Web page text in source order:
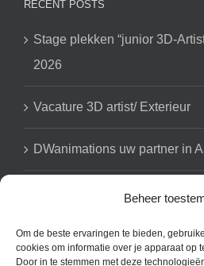
Beheer
Om de beste ervaringen te bieden,
cookies om informatie over je apparaat op
Door in te stemmen met deze
RECENT POSTS
Stage plekken “junior 3D-
2026
Vacature 3D artist/ Exterieur
DWanimations uw partner in